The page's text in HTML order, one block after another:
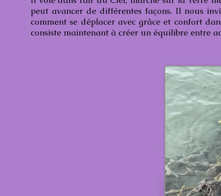
peut avancer de différentes façons. Il nous
comment se déplacer avec grâce et confort
consiste maintenant à créer un équilibre entre